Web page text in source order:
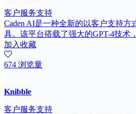
客户服务支持
Caden AI是一种全新的以客户支持方
具。该平台搭载了强大的GPT-4技
加入收藏
674 浏览量
Knibble
客户服务支持